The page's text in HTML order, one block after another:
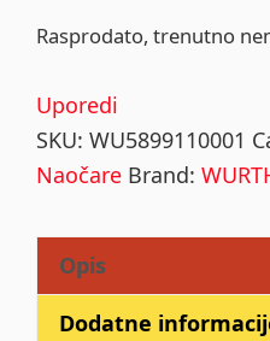
Rasprodato, trenutno
Uporedi
SKU: WU5899110001
Naočare Brand:
Opis
Dodatne